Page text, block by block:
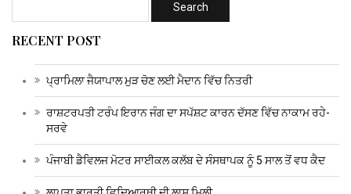
RECENT POST
ਪ੍ਰਾਮਿਲਾ ਜੈਯਾਪਾਲ ਮੁੜ ਚੋਣ ਲਈ ਮੈਦਾਨ ਵਿੱਚ ਨਿਤਰੀ
ਰਾਸ਼ਟਰਪਤੀ ਟਰੰਪ ਇਰਾਨ ਜੰਗ ਦਾ ਸਪੱਸ਼ਟ ਕਾਰਨ ਦੱਸਣ ਵਿੱਚ ਨਾਕਾਮ ਰਹੇ-
ਸਰਵੇ
ਪੰਜਾਬੀ ਡੈਵਿਲਜ ਮੋਟਰ ਸਾਈਕਲ ਕਲੱਬ ਦੇ ਸੰਸਥਾਪਕ ਨੂੰ 5 ਸਾਲ ਤੋਂ ਵਧ ਕੈਦ